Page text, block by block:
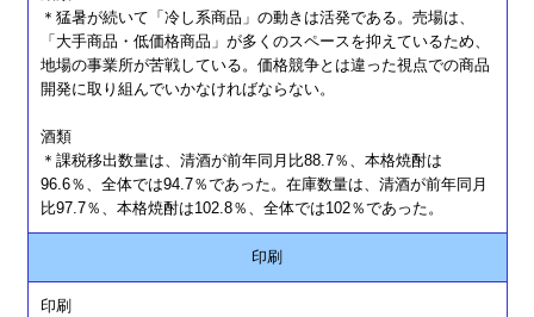
＊猛暑が続いて「冷し系商品」の動きは活発である。売場は、
「大手商品・低価格商品」が多くのスペースを抑えているため、
地場の事業所が苦戦している。価格競争とは違った視点での商品
開発に取り組んでいかなければならない。
酒類
＊課税移出数量は、清酒が前年同月比88.7％、本格焼酎は
96.6％、全体では94.7％であった。在庫数量は、清酒が前年同月
比97.7％、本格焼酎は102.8％、全体では102％であった。
印刷
印刷